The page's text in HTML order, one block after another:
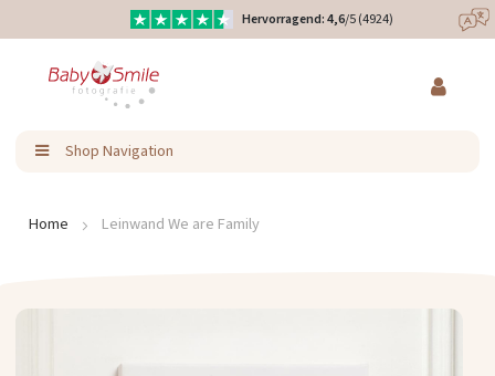
Hervorragend: 4,6/5 (4924)
Ratenzahlung & Kauf auf Rechnung möglich
Inhalt
Shop Navigation
Home Leinwand We are Family